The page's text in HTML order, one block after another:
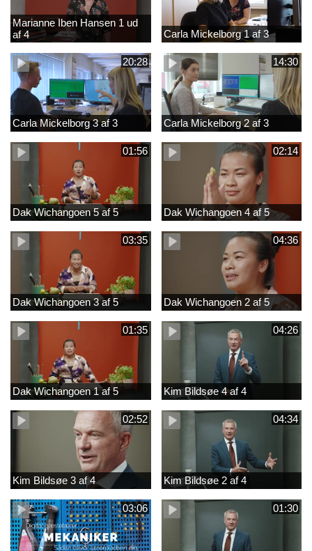
Marianne Iben Hansen 1 ud
af 4
Carla Mickelborg 1 af 3
20:28
Carla Mickelborg 3 af 3
14:30
Carla Mickelborg 2 af 3
01:56
Dak Wichangoen 5 af 5
02:14
Dak Wichangoen 4 af 5
03:35
Dak Wichangoen 3 af 5
04:36
Dak Wichangoen 2 af 5
01:35
Dak Wichangoen 1 af 5
04:26
Kim Bildsøe 4 af 4
02:52
Kim Bildsøe 3 af 4
04:34
Kim Bildsøe 2 af 4
03:06 01:30